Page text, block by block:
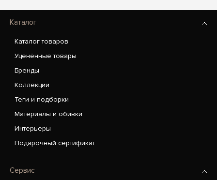
Каталог
Каталог товаров
Уценённые товары
Бренды
Коллекции
Теги и подборки
Материалы и обивки
Интерьеры
Подарочный сертификат
Сервис